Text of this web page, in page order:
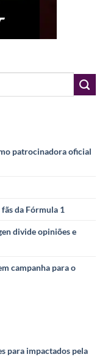
patrocinadora oficial
da Fórmula 1
divide opiniões e
campanha para o
para impactados pela